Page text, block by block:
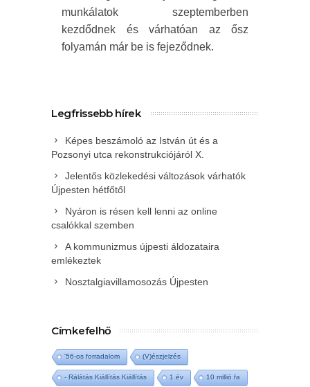
munkálatok szeptemberben
kezdődnek és várhatóan az ősz
folyamán már be is fejeződnek.
Legfrissebb hírek
Képes beszámoló az István út és a
Pozsonyi utca rekonstrukciójáról X.
Jelentős közlekedési változások várhatók
Újpesten hétfőtől
Nyáron is résen kell lenni az online
csalókkal szemben
A kommunizmus újpesti áldozataira
emlékeztek
Nosztalgiavillamosozás Újpesten
Címkefelhő
'56-os forradalom (V)észjelzés
- Rálátás Kiállítás Kiállítás 1 év 10 millió fa